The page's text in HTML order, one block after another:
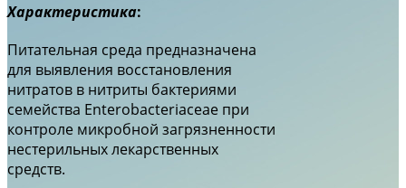
Характеристика:
Питательная среда предназначена
для выявления восстановления
нитратов в нитриты бактериями
семейства Enterobacteriaceae при
контроле микробной загрязненности
нестерильных лекарственных
средств.